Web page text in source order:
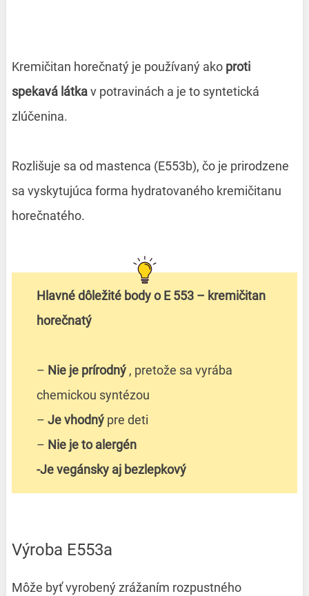
Kremičitan horečnatý je používaný ako proti
spekavá látkav potravinách a je to syntetická
zlúčenina.
Rozlišuje sa od mastenca (E553b), čo je prirodzene
sa vyskytujúca forma hydratovaného kremičitanu
horečnatého.
Hlavné dôležité body o E 553 – kremičitan
horečnatý
– Nie je prírodný, pretože sa vyrába
chemickou syntézou
– Je vhodnýpre deti
– Nie je to alergén
-Je vegánsky aj bezlepkový
Výroba E553a
Môže byť vyrobený zrážaním rozpustného